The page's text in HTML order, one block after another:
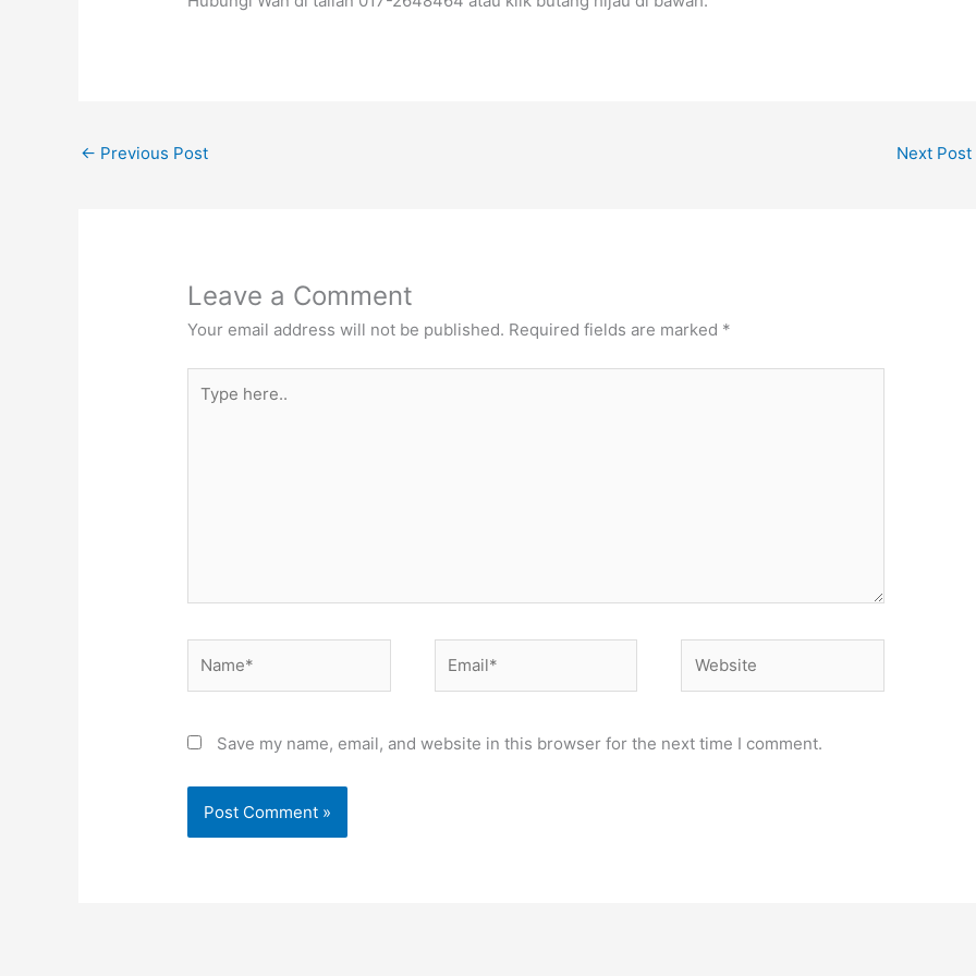
← Previous Post Next Post
Leave a Comment
Your email address will not be published. Required fields are marked *
here..
Save my name, email, and website in this browser for the next time I comment.